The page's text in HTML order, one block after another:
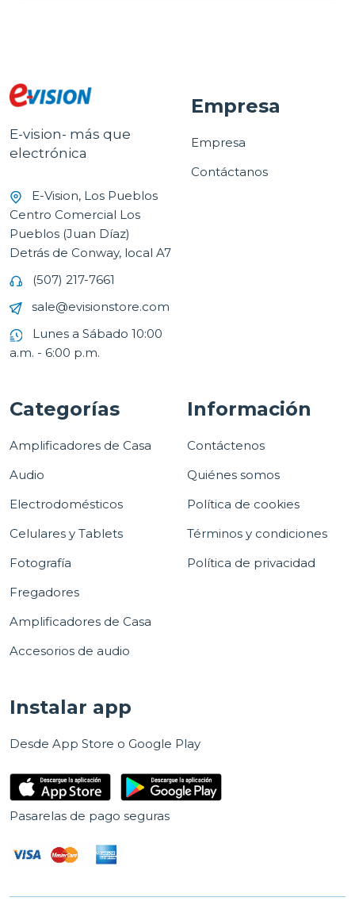
E-vision- más que
electrónica
E-Vision, Los Pueblos
Centro Comercial Los
Pueblos (Juan Díaz)
Detrás de Conway, local A7
(507) 217-7661
sale@evisionstore.com
Lunes a Sábado 10:00
a.m. - 6:00 p.m.
Empresa
Empresa
Contáctanos
Categorías
Amplificadores de Casa
Audio
Electrodomésticos
Celulares y Tablets
Fotografía
Fregadores
Amplificadores de Casa
Accesorios de audio
Información
Contáctenos
Quiénes somos
Política de cookies
Términos y condiciones
Política de privacidad
Instalar app
Desde App Store o Google Play
Pasarelas de pago seguras